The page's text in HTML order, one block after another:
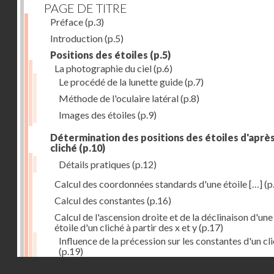
PAGE DE TITRE
Préface(p.3)
Introduction(p.5)
Positions des étoiles (p.5)
La photographie du ciel(p.6)
Le procédé de la lunette guide(p.7)
Méthode de l'oculaire latéral(p.8)
Images des étoiles (p.9)
Détermination des positions des étoiles
cliché (p.10)
Détails pratiques (p.12)
Calcul des coordonnées standards d'une étoile […]
Calcul des constantes (p.16)
Calcul de l'ascension droite et de la déclinaison d'une
étoile d'un cliché à partir des x et y(p.17)
Influence de la précession sur les constantes d'un
(p.19)